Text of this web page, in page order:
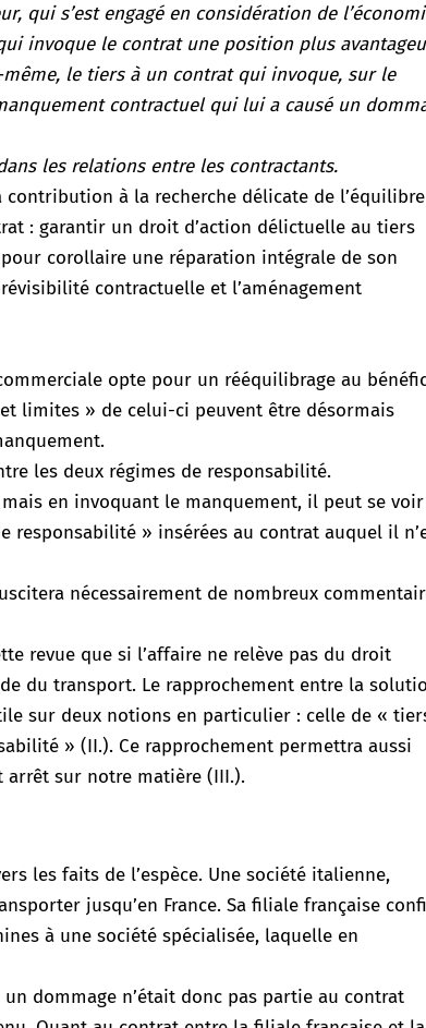
qui s’est engagé en considération de
invoque le contrat une position plus
le tiers à un contrat qui invoque, sur le
contractuel qui lui a causé un
les relations entre les contractants.
à la recherche délicate de l’équilibre
: garantir un droit d’action délictuelle au tiers
corollaire une réparation intégrale de son
contractuelle et l’aménagement
opte pour un rééquilibrage au
limites » de celui-ci peuvent être désormais
les deux régimes de responsabilité.
en invoquant le manquement, il peut se voir
» insérées au contrat auquel il
nécessairement de nombreux
revue que si l’affaire ne relève pas du droit
du transport. Le rapprochement entre la
sur deux notions en particulier : celle de «
» (II.). Ce rapprochement permettra aussi
arrêt sur notre matière (III.).
les faits de l’espèce. Une société italienne,
jusqu’en France. Sa filiale française
à une société spécialisée, laquelle en
dommage n’était donc pas partie au contrat